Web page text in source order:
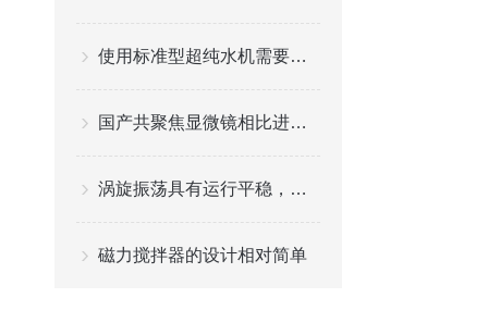
使用标准型超纯水机需要留意的事项
国产共聚焦显微镜相比进口产品有什么优势
涡旋振荡具有运行平稳，噪音小等特点
磁力搅拌器的设计相对简单